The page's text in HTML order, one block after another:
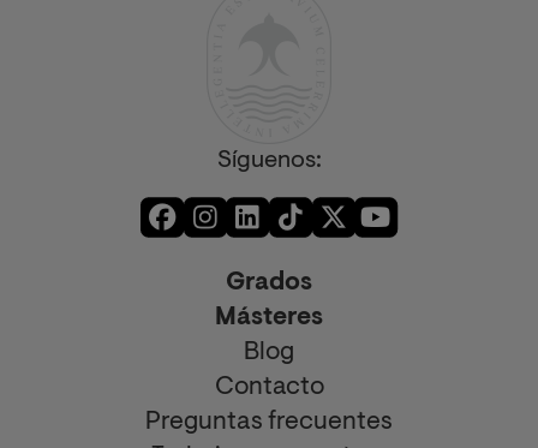
Síguenos:
Grados
Másteres
Blog
Contacto
Preguntas frecuentes